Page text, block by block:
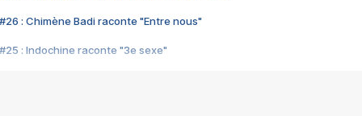
#26 : Chimène Badi raconte "Entre nous"
#25 : Indochine raconte "3e sexe"